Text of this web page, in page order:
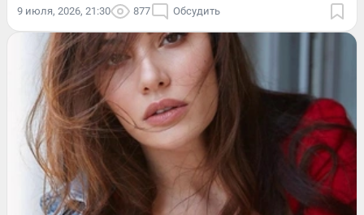
9 июля, 2026, 21:30 877 Обсудить